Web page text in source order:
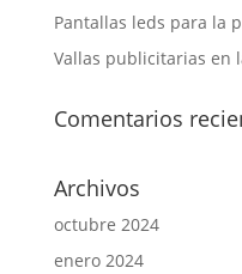
Pantallas leds para la
Vallas publicitarias en
Comentarios
Archivos
octubre 2024
enero 2024